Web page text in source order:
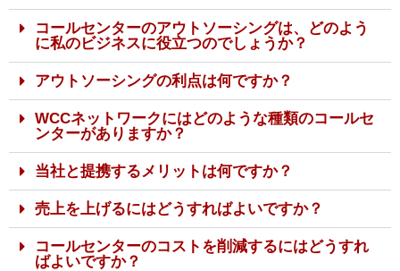
コールセンターのアウトソーシングは、どのよう
に私のビジネスに役立つのでしょうか？
アウトソーシングの利点は何ですか？
WCCネットワークにはどのような種類のコールセ
ンターがありますか？
当社と提携するメリットは何ですか？
売上を上げるにはどうすればよいですか？
コールセンターのコストを削減するにはどうすれ
ばよいですか？